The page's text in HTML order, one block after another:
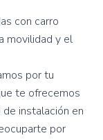
con carro
movilidad y el
por tu
te ofrecemos
instalación en
por